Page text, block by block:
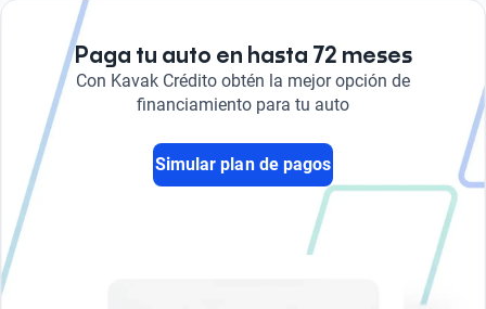
Paga tu auto en hasta 72 meses
Con Kavak Crédito obtén la mejor opción de
financiamiento para tu auto
Simular plan de pagos